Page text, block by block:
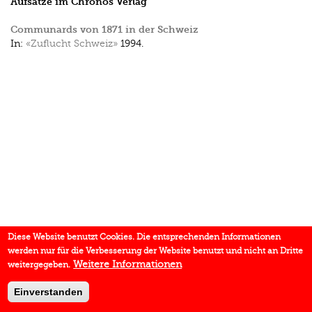
Communards von 1871 in der Schweiz
In: «Zuflucht Schweiz» 1994.
Diese Website benutzt Cookies. Die entsprechenden Informationen
werden nur für die Verbesserung der Website benutzt und nicht an Dritte
weitergegeben. Weitere Informationen
Einverstanden